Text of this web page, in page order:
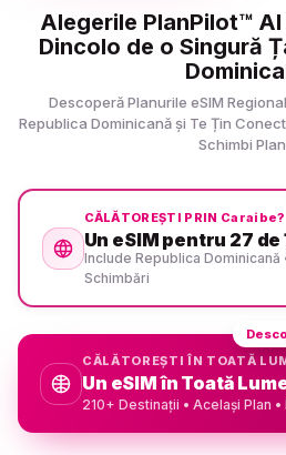
Alegerile PlanPilot™
Dincolo de o Singură
Descoperă Planurile eSIM
Republica Dominicană și Te Țin
Schimbi
CĂLĂTOREȘTI PRIN Caraibe?
Un eSIM pentru 27 de
Include Republica Dominicană
Schimbări
CĂLĂTOREȘTI ÎN TOATĂ
Un eSIM în Toată
210+ Destinații • Același Plan